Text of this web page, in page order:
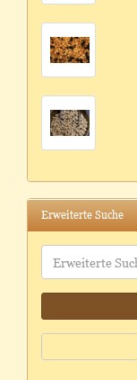
Erweiterte Suche
Erweiterte
Suche